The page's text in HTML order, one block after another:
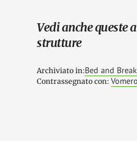
Vedi anche queste
strutture
Archiviato in:Bed and
Contrassegnato con:Vomero